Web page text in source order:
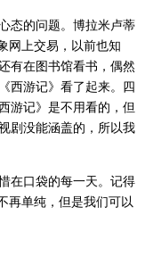
态的问题。博拉米卢蒂
网上交易，以前也知
有在图书馆看书，偶然
西游记》看了起来。四
游记》是不用看的，但
剧没能涵盖的，所以我
在口袋的每一天。记得
再单纯，但是我们可以